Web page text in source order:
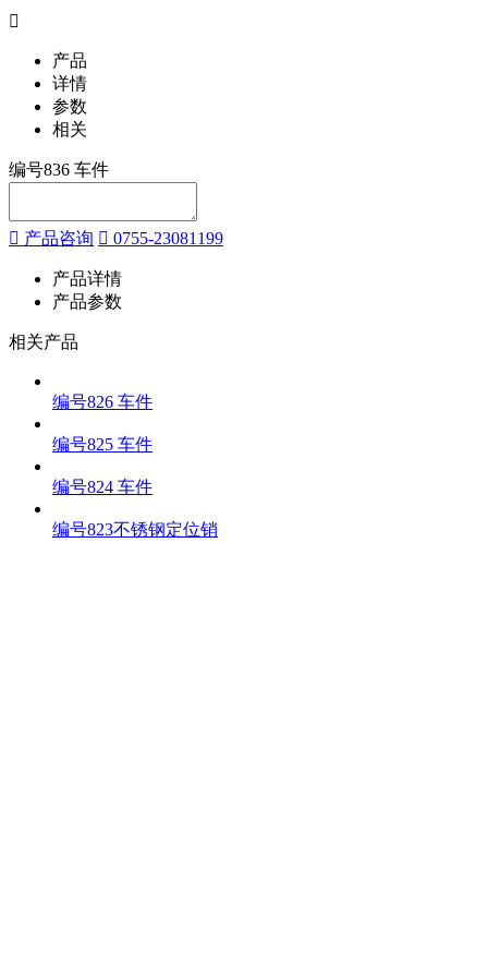
产品
详情
参数
相关
编号836 车件
产品咨询 0755-23081199
产品详情
产品参数
相关产品
编号826 车件
编号825 车件
编号824 车件
编号823不锈钢定位销